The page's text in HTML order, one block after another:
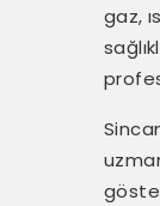
gaz,